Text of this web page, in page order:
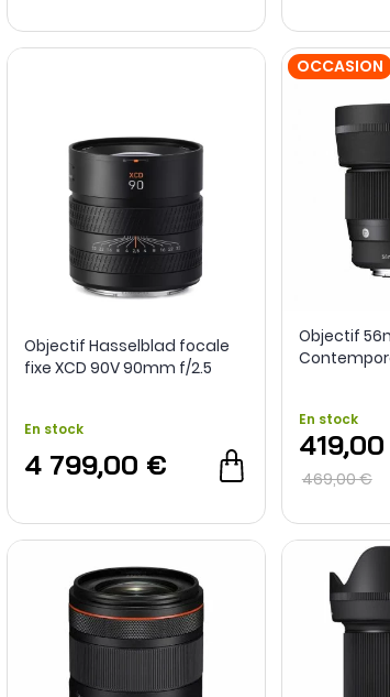
Objectif Hasselblad focale
fixe XCD 90V 90mm f/2.5
En stock
4 799,00 €
OCCASION
Objectif
En stock
469,00 €